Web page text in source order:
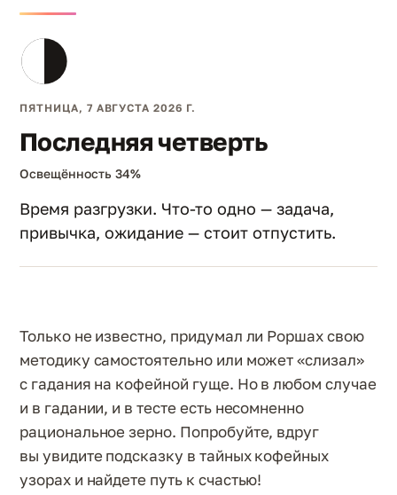
ПЯТНИЦА, 7 АВГУСТА 2026 Г.
Последняя четверть
Освещённость 34%
Время разгрузки. Что-то одно — задача,
привычка, ожидание — стоит отпустить.
Только не известно, придумал ли Роршах свою
методику самостоятельно или может «слизал»
с гадания на кофейной гуще. Но в любом случае
и в гадании, и в тесте есть несомненно
рациональное зерно. Попробуйте, вдруг
вы увидите подсказку в тайных кофейных
узорах и найдете путь к счастью!